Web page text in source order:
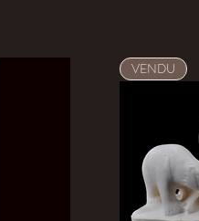
VENDU